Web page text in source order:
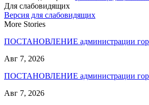
Для слабовидящих
Версия для слабовидящих
More Stories
ПОСТАНОВЛЕНИЕ администрации
Авг 7, 2026
ПОСТАНОВЛЕНИЕ администрации
Авг 7, 2026